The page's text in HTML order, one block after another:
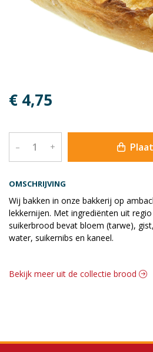
OMSCHRIJVING
Wij bakken in onze bakkerij op
lekkernijen. Met ingrediënten uit
suikerbrood bevat bloem (tarwe),
water, suikernibs en kaneel.
€ 4,75
– +
Bekijk meer uit de collectie brood